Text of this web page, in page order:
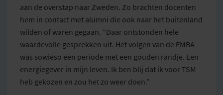
aan de overstap naar Zweden. Zo brachten docenten
hem in contact met alumni die ook naar het buitenland
wilden of waren gegaan. “Daar ontstonden hele
waardevolle gesprekken uit. Het volgen van de EMBA
was sowieso een periode met een gouden randje. Een
energiegever in mijn leven. Ik ben blij dat ik voor TSM
heb gekozen en zou het zo weer doen.”